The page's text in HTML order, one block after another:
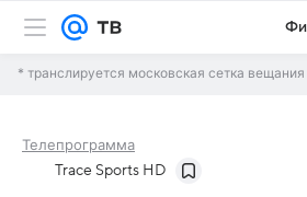
* транслируется московская сетка вещания
Телепрограмма
Trace Sports HD